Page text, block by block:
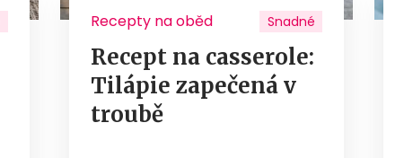
Recepty na oběd Snadné
Recept na casserole:
Tilápie zapečená v
troubě